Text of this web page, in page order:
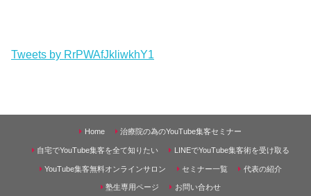
Tweets by RrPWAfJkliwkhY1
Home 治療院の為のYouTube集客セミナー
自宅でYouTube集客を全て知りたい LINEでYouTube集客術を受け取る
YouTube集客無料オンラインサロン セミナー一覧 代表の紹介
塾生専用ページ お問い合わせ